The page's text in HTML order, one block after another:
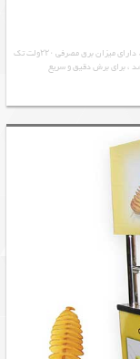
دستگاه فر چیپس تولید چیپس فنر اتوماتیک با ظرفیت تولید ۱۲۰ عدد در ساعت دارای میزان برق مصرفی ۲۲۰ولت تک